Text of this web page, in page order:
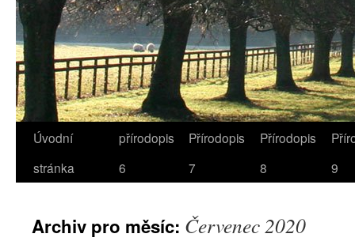
Úvodní
stránka
přírodopis
6
Přírodopis
7
Přírodopis
8
9
Archiv pro měsíc: Červenec 2020